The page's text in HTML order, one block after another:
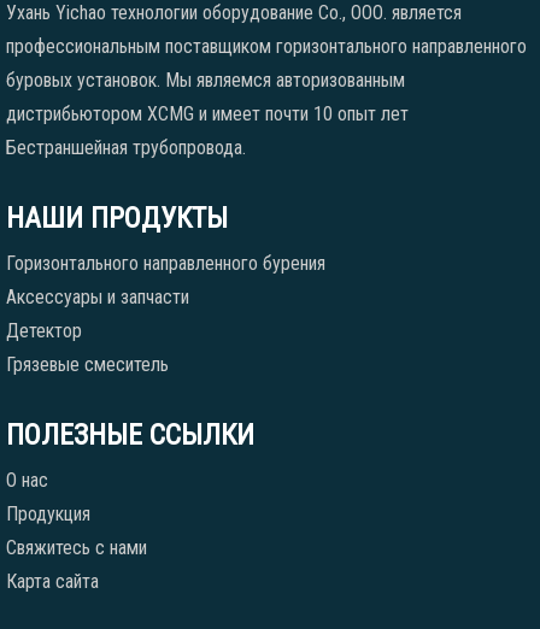
Ухань Yichao технологии оборудование Co., ООО. является
профессиональным поставщиком горизонтального направленного
буровых установок. Мы являемся авторизованным
дистрибьютором XCMG и имеет почти 10 опыт лет
Бестраншейная трубопровода.
НАШИ ПРОДУКТЫ
Горизонтального направленного бурения
Аксессуары и запчасти
Детектор
Грязевые смеситель
ПОЛЕЗНЫЕ ССЫЛКИ
О нас
Продукция
Свяжитесь с нами
Карта сайта